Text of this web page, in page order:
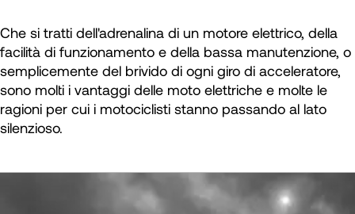
Che si tratti dell'adrenalina di un motore elettrico, della
facilità di funzionamento e della bassa manutenzione, o
semplicemente del brivido di ogni giro di acceleratore,
sono molti i vantaggi delle moto elettriche e molte le
ragioni per cui i motociclisti stanno passando al lato
silenzioso.